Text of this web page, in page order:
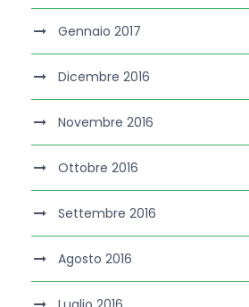
Gennaio 2017
Dicembre 2016
Novembre 2016
Ottobre 2016
Settembre 2016
Agosto 2016